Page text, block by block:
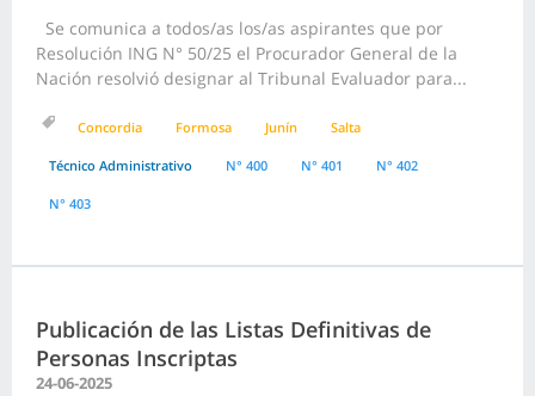
Se comunica a todos/as los/as aspirantes que por
Resolución ING N° 50/25 el Procurador General de la
Nación resolvió designar al Tribunal Evaluador para...
Concordia Formosa Junín Salta
Técnico Administrativo N° 400 N° 401 N° 402
N° 403
Publicación de las Listas Definitivas de
Personas Inscriptas
24-06-2025